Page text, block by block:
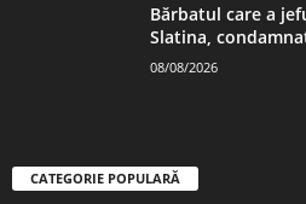
Bărbatul care a
Slatina,
08/08/2026
CATEGORIE POPULARĂ